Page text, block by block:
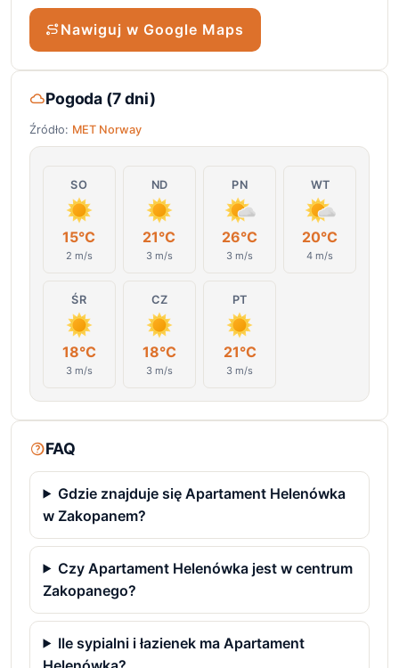
Nawiguj w Google Maps
Pogoda (7 dni)
Źródło: MET Norway
SO
15°C
2 m/s
ND
21°C
3 m/s
PN
26°C
3 m/s
WT
20°C
4 m/s
ŚR
18°C
3 m/s
CZ
18°C
3 m/s
PT
21°C
3 m/s
FAQ
Gdzie znajduje się Apartament Helenówka
w Zakopanem?
Czy Apartament Helenówka jest w centrum
Zakopanego?
Ile sypialni i łazienek ma Apartament